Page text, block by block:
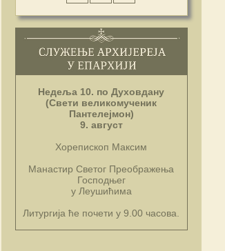
Недеља 10. по Духовдану
(Свети великомученик
Пантелејмон)
9. август
Хорепископ Максим
Манастир Светог Преображења
Господњег
у Леушићима
Литургија ће почети у 9.00 часова.